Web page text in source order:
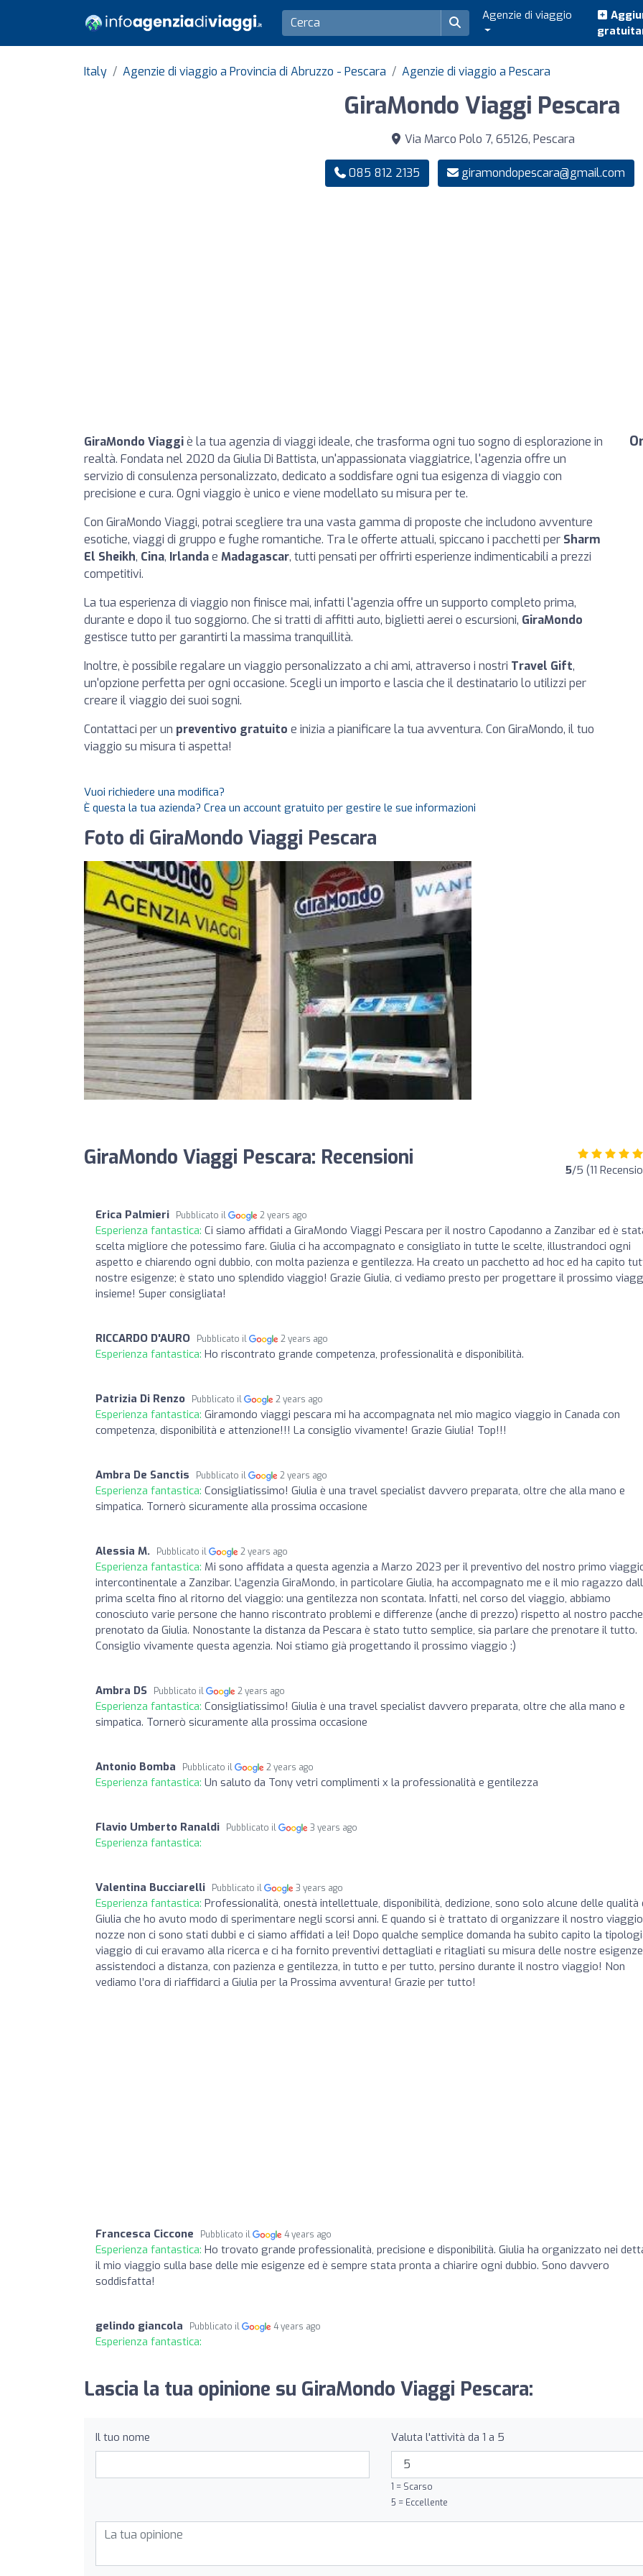
Agenzie di viaggio
Italy Agenzie di viaggio a Provincia di Abruzzo - Pescara Agenzie di viaggio a Pescara
GiraMondo Viaggi Pescara
Via Marco Polo 7, 65126, Pescara
085 812 2135 giramondopescara@gmail.com
GiraMondo Viaggiè la tua agenzia di viaggi ideale, che trasforma ogni tuo sogno di esplorazione in
realtà. Fondata nel 2020 da Giulia Di Battista, un'appassionata viaggiatrice, l'agenzia offre un
servizio di consulenza personalizzato, dedicato a soddisfare ogni tua esigenza di viaggio con
precisione e cura. Ogni viaggio è unico e viene modellato su misura per te.
Con GiraMondo Viaggi, potrai scegliere tra una vasta gamma di proposte che includono avventure
esotiche, viaggi di gruppo e fughe romantiche. Tra le offerte attuali, spiccano i pacchetti per Sharm
El Sheikh, Cina, Irlandae Madagascar, tutti pensati per offrirti esperienze indimenticabili a prezzi
competitivi.
La tua esperienza di viaggio non finisce mai, infatti l'agenzia offre un supporto completo prima,
durante e dopo il tuo soggiorno. Che si tratti di affitti auto, biglietti aerei o escursioni, GiraMondo
gestisce tutto per garantirti la massima tranquillità.
Inoltre, è possibile regalare un viaggio personalizzato a chi ami, attraverso i nostri Travel Gift,
un'opzione perfetta per ogni occasione. Scegli un importo e lascia che il destinatario lo utilizzi per
creare il viaggio dei suoi sogni.
Contattaci per un preventivo gratuito e inizia a pianificare la tua avventura. Con GiraMondo, il tuo
viaggio su misura ti aspetta!
Vuoi richiedere una modifica?
È questa la tua azienda? Crea un account gratuito per gestire le sue informazioni
Foto di GiraMondo Viaggi Pescara
GiraMondo Viaggi Pescara: Recensioni 5/5 (11
Erica Palmieri Pubblicato il 2 years ago
Esperienza fantastica: Ci siamo affidati a GiraMondo Viaggi Pescara per il nostro Capodanno a Zanzibar ed è
scelta migliore che potessimo fare. Giulia ci ha accompagnato e consigliato in tutte le scelte, illustrandoci ogni
aspetto e chiarendo ogni dubbio, con molta pazienza e gentilezza. Ha creato un pacchetto ad hoc ed ha capito
nostre esigenze; è stato uno splendido viaggio! Grazie Giulia, ci vediamo presto per progettare il prossimo
insieme! Super consigliata!
RICCARDO D'AURO Pubblicato il 2 years ago
Esperienza fantastica: Ho riscontrato grande competenza, professionalità e disponibilità.
Patrizia Di Renzo Pubblicato il 2 years ago
Esperienza fantastica: Giramondo viaggi pescara mi ha accompagnata nel mio magico viaggio in Canada con
competenza, disponibilità e attenzione!!! La consiglio vivamente! Grazie Giulia! Top!!!
Ambra De Sanctis Pubblicato il 2 years ago
Esperienza fantastica: Consigliatissimo! Giulia è una travel specialist davvero preparata, oltre che alla mano e
simpatica. Tornerò sicuramente alla prossima occasione
Alessia M. Pubblicato il 2 years ago
Esperienza fantastica: Mi sono affidata a questa agenzia a Marzo 2023 per il preventivo del nostro primo
intercontinentale a Zanzibar. L’agenzia GiraMondo, in particolare Giulia, ha accompagnato me e il mio ragazzo
prima scelta fino al ritorno del viaggio: una gentilezza non scontata. Infatti, nel corso del viaggio, abbiamo
conosciuto varie persone che hanno riscontrato problemi e differenze (anche di prezzo) rispetto al nostro
prenotato da Giulia. Nonostante la distanza da Pescara è stato tutto semplice, sia parlare che prenotare il tutto.
Consiglio vivamente questa agenzia. Noi stiamo già progettando il prossimo viaggio :)
Ambra DS Pubblicato il 2 years ago
Esperienza fantastica: Consigliatissimo! Giulia è una travel specialist davvero preparata, oltre che alla mano e
simpatica. Tornerò sicuramente alla prossima occasione
Antonio Bomba Pubblicato il 2 years ago
Esperienza fantastica: Un saluto da Tony vetri complimenti x la professionalità e gentilezza
Flavio Umberto Ranaldi Pubblicato il 3 years ago
Esperienza fantastica:
Valentina Bucciarelli Pubblicato il 3 years ago
Esperienza fantastica: Professionalità, onestà intellettuale, disponibilità, dedizione, sono solo alcune delle qualità
Giulia che ho avuto modo di sperimentare negli scorsi anni. E quando si è trattato di organizzare il nostro
nozze non ci sono stati dubbi e ci siamo affidati a lei! Dopo qualche semplice domanda ha subito capito la
viaggio di cui eravamo alla ricerca e ci ha fornito preventivi dettagliati e ritagliati su misura delle nostre
assistendoci a distanza, con pazienza e gentilezza, in tutto e per tutto, persino durante il nostro viaggio! Non
vediamo l’ora di riaffidarci a Giulia per la Prossima avventura! Grazie per tutto!
Francesca Ciccone Pubblicato il 4 years ago
Esperienza fantastica: Ho trovato grande professionalità, precisione e disponibilità. Giulia ha organizzato nei
il mio viaggio sulla base delle mie esigenze ed è sempre stata pronta a chiarire ogni dubbio. Sono davvero
soddisfatta!
gelindo giancola Pubblicato il 4 years ago
Esperienza fantastica:
Lascia la tua opinione su GiraMondo Viaggi Pescara:
Il tuo nome Valuta l'attività da 1 a 5
1 = Scarso
5 = Eccellente